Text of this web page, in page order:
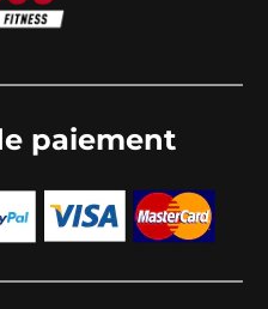
paiement